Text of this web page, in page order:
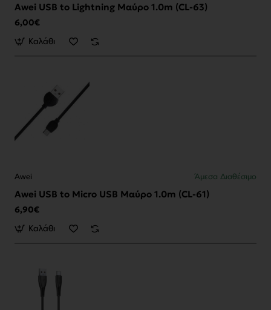
Awei USB to Lightning Μαύρο 1.0m (CL-63)
6,00€
Καλάθι
Awei Άμεσα Διαθέσιμο
Awei USB to Micro USB Μαύρο 1.0m (CL-61)
6,90€
Καλάθι